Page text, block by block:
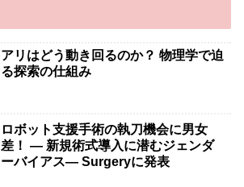
アリはどう動き回るのか？ 物理学で迫
る探索の仕組み
ロボット支援手術の執刀機会に男女
差！ — 新規術式導入に潜むジェンダ
ーバイアス— Surgeryに発表